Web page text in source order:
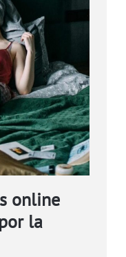
online
la